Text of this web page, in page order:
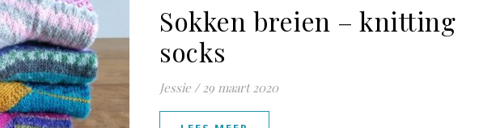
Sokken breien – knitting
socks
Jessie / 29 maart 2020